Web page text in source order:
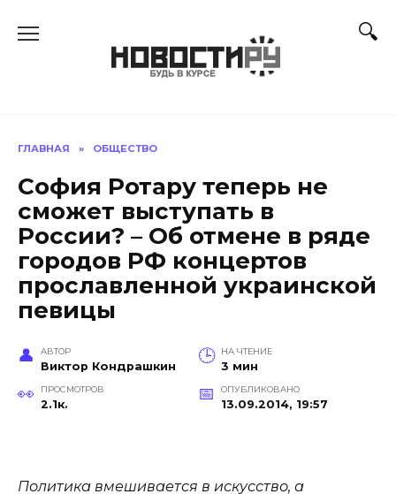
ГЛАВНАЯ » ОБЩЕСТВО
София Ротару теперь не
сможет выступать в
России? – Об отмене в ряде
городов РФ концертов
прославленной украинской
певицы
АВТОР
Виктор Кондрашкин
НА ЧТЕНИЕ
3 мин
ПРОСМОТРОВ
2.1к.
ОПУБЛИКОВАНО
13.09.2014, 19:57
Политика вмешивается в искусство, а